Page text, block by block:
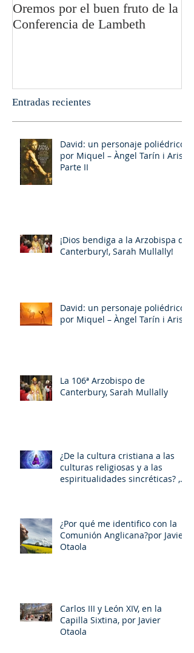
Oremos por el buen fruto de la
Conferencia de Lambeth
Entradas recientes
David: un personaje poliédrico,
por Miquel – Àngel Tarín i Arisó
Parte II
¡Dios bendiga a la Arzobispa de
Canterbury!, Sarah Mullally!
David: un personaje poliédrico,
por Miquel – Àngel Tarín i Arisó
La 106ª Arzobispo de
Canterbury, Sarah Mullally
¿De la cultura cristiana a las
culturas religiosas y a las
espiritualidades sincréticas? ,
¿Por qué me identifico con la
Comunión Anglicana?por Javier
Otaola
Carlos III y León XIV, en la
Capilla Sixtina, por Javier
Otaola